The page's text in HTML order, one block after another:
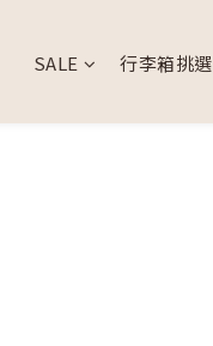
SALE 行李箱挑選